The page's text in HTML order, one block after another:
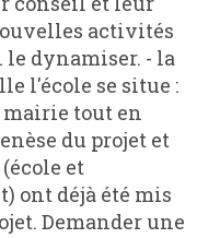
activités
dynamiser. - la
l'école se situe :
tout en
du projet et
et
ont déjà été mis
Demander une